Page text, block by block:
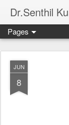
Pages
JUN
8